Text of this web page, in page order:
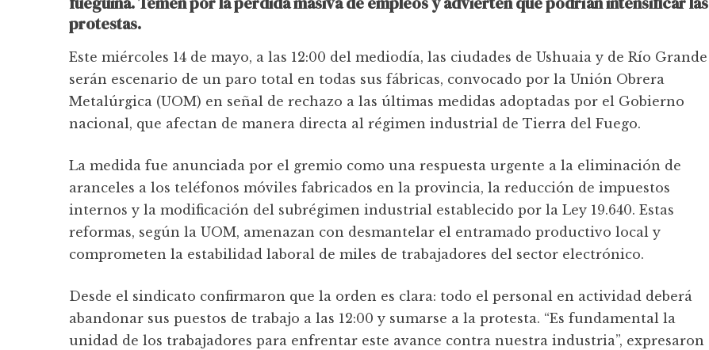
protestas.
Este miércoles 14 de mayo, a las 12:00 del mediodía, las ciudades de Ushuaia y de Río Grande
serán escenario de un paro total en todas sus fábricas, convocado por la Unión Obrera
Metalúrgica (UOM) en señal de rechazo a las últimas medidas adoptadas por el Gobierno
nacional, que afectan de manera directa al régimen industrial de Tierra del Fuego.
La medida fue anunciada por el gremio como una respuesta urgente a la eliminación de
aranceles a los teléfonos móviles fabricados en la provincia, la reducción de impuestos
internos y la modificación del subrégimen industrial establecido por la Ley 19.640. Estas
reformas, según la UOM, amenazan con desmantelar el entramado productivo local y
comprometen la estabilidad laboral de miles de trabajadores del sector electrónico.
Desde el sindicato confirmaron que la orden es clara: todo el personal en actividad deberá
abandonar sus puestos de trabajo a las 12:00 y sumarse a la protesta. “Es fundamental la
unidad de los trabajadores para enfrentar este avance contra nuestra industria”, expresaron